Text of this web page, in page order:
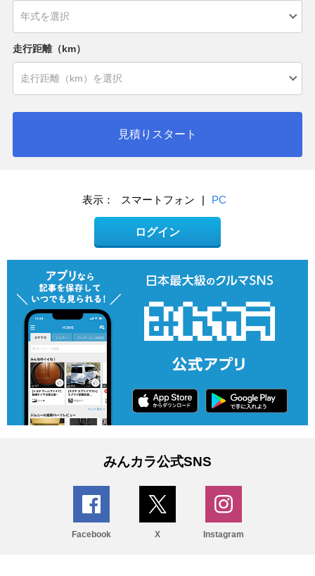
走行距離（km）
見積りスタート
表示： スマートフォン | PC
ログイン
みんカラ公式SNS
Facebook X Instagram